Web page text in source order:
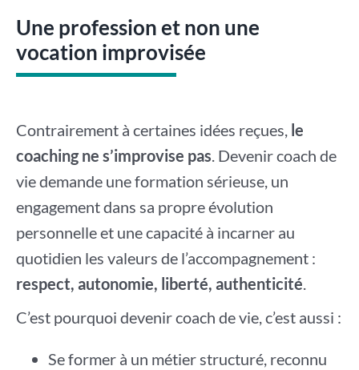
Une profession et non une
vocation improvisée
Contrairement à certaines idées reçues, le
coaching ne s’improvise pas. Devenir coach de
vie demande une formation sérieuse, un
engagement dans sa propre évolution
personnelle et une capacité à incarner au
quotidien les valeurs de l’accompagnement :
respect, autonomie, liberté, authenticité.
C’est pourquoi devenir coach de vie, c’est aussi :
Se former à un métier structuré, reconnu